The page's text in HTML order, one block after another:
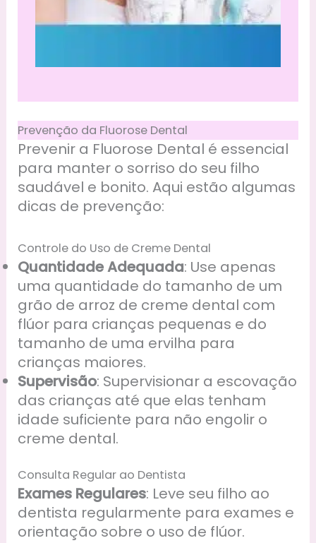
Prevenção da Fluorose Dental
Prevenir a Fluorose Dental é essencial
para manter o sorriso do seu filho
saudável e bonito. Aqui estão algumas
dicas de prevenção:
Controle do Uso de Creme Dental
Quantidade Adequada: Use apenas
uma quantidade do tamanho de um
grão de arroz de creme dental com
flúor para crianças pequenas e do
tamanho de uma ervilha para
crianças maiores.
Supervisão: Supervisionar a escovação
das crianças até que elas tenham
idade suficiente para não engolir o
creme dental.
Consulta Regular ao Dentista
Exames Regulares: Leve seu filho ao
dentista regularmente para exames e
orientação sobre o uso de flúor.